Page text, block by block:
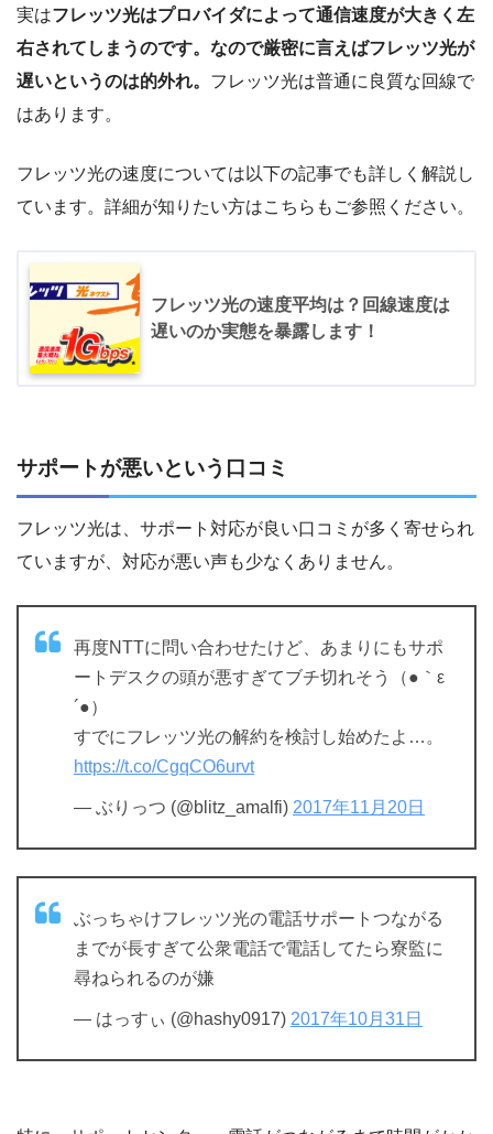
実はフレッツ光はプロバイダによって通信速度が大きく左
右されてしまうのです。なので厳密に言えばフレッツ光が
遅いというのは的外れ。 フレッツ光は普通に良質な回線で
はあります。
フレッツ光の速度については以下の記事でも詳しく解説し
ています。詳細が知りたい方はこちらもご参照ください。
フレッツ光の速度平均は？回線速度は
遅いのか実態を暴露します！
サポートが悪いという口コミ
フレッツ光は、サポート対応が良い口コミが多く寄せられ
ていますが、対応が悪い声も少なくありません。
再度NTTに問い合わせたけど、あまりにもサポ
ートデスクの頭が悪すぎてブチ切れそう（●｀ε
´●）
すでにフレッツ光の解約を検討し始めたよ…。
https://t.co/CgqCO6urvt
— ぶりっつ (@blitz_amalfi) 2017年11月20日
ぶっちゃけフレッツ光の電話サポートつながる
までが長すぎて公衆電話で電話してたら寮監に
尋ねられるのが嫌
— はっすぃ (@hashy0917) 2017年10月31日